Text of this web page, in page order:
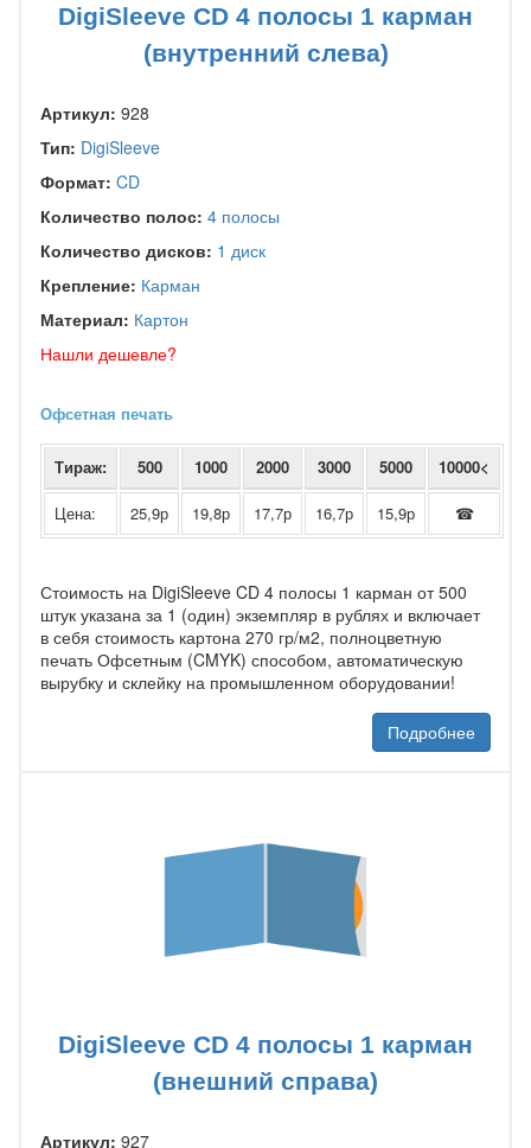
DigiSleeve CD 4 полосы 1 карман
(внутренний слева)
Артикул: 928
Тип: DigiSleeve
Формат: CD
Количество полос: 4 полосы
Количество дисков: 1 диск
Крепление: Карман
Материал: Картон
Нашли дешевле?
Офсетная печать
Тираж: 500 1000 2000 3000 5000 10000<
Цена: 25,9р 19,8р 17,7р 16,7р 15,9р ☎
Стоимость на DigiSleeve CD 4 полосы 1 карман от 500
штук указана за 1 (один) экземпляр в рублях и включает
в себя стоимость картона 270 гр/м2, полноцветную
печать Офсетным (CMYK) способом, автоматическую
вырубку и склейку на промышленном оборудовании!
Подробнее
DigiSleeve CD 4 полосы 1 карман
(внешний справа)
Артикул: 927